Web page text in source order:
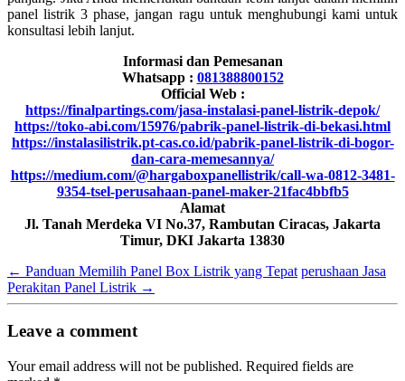
panel listrik 3 phase, jangan ragu untuk menghubungi kami untuk
konsultasi lebih lanjut.
Informasi dan Pemesanan
Whatsapp : 081388800152
Official Web :
https://finalpartings.com/jasa-instalasi-panel-listrik-depok/
https://toko-abi.com/15976/pabrik-panel-listrik-di-bekasi.html
https://instalasilistrik.pt-cas.co.id/pabrik-panel-listrik-di-bogor-
dan-cara-memesannya/
https://medium.com/@hargaboxpanellistrik/call-wa-0812-3481-
9354-tsel-perusahaan-panel-maker-21fac4bbfb5
Alamat
Jl. Tanah Merdeka VI No.37, Rambutan Ciracas, Jakarta
Timur, DKI Jakarta 13830
← Panduan Memilih Panel Box Listrik yang Tepat perushaan Jasa
Perakitan Panel Listrik →
Leave a comment
Your email address will not be published. Required fields are